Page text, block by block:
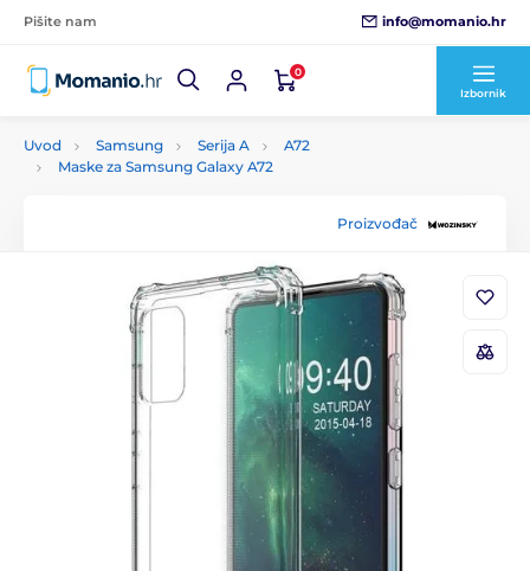
Pišite nam info@momanio.hr
0
Izbornik
Uvod Samsung Serija A
A72
Maske za Samsung Galaxy A72
Proizvođač